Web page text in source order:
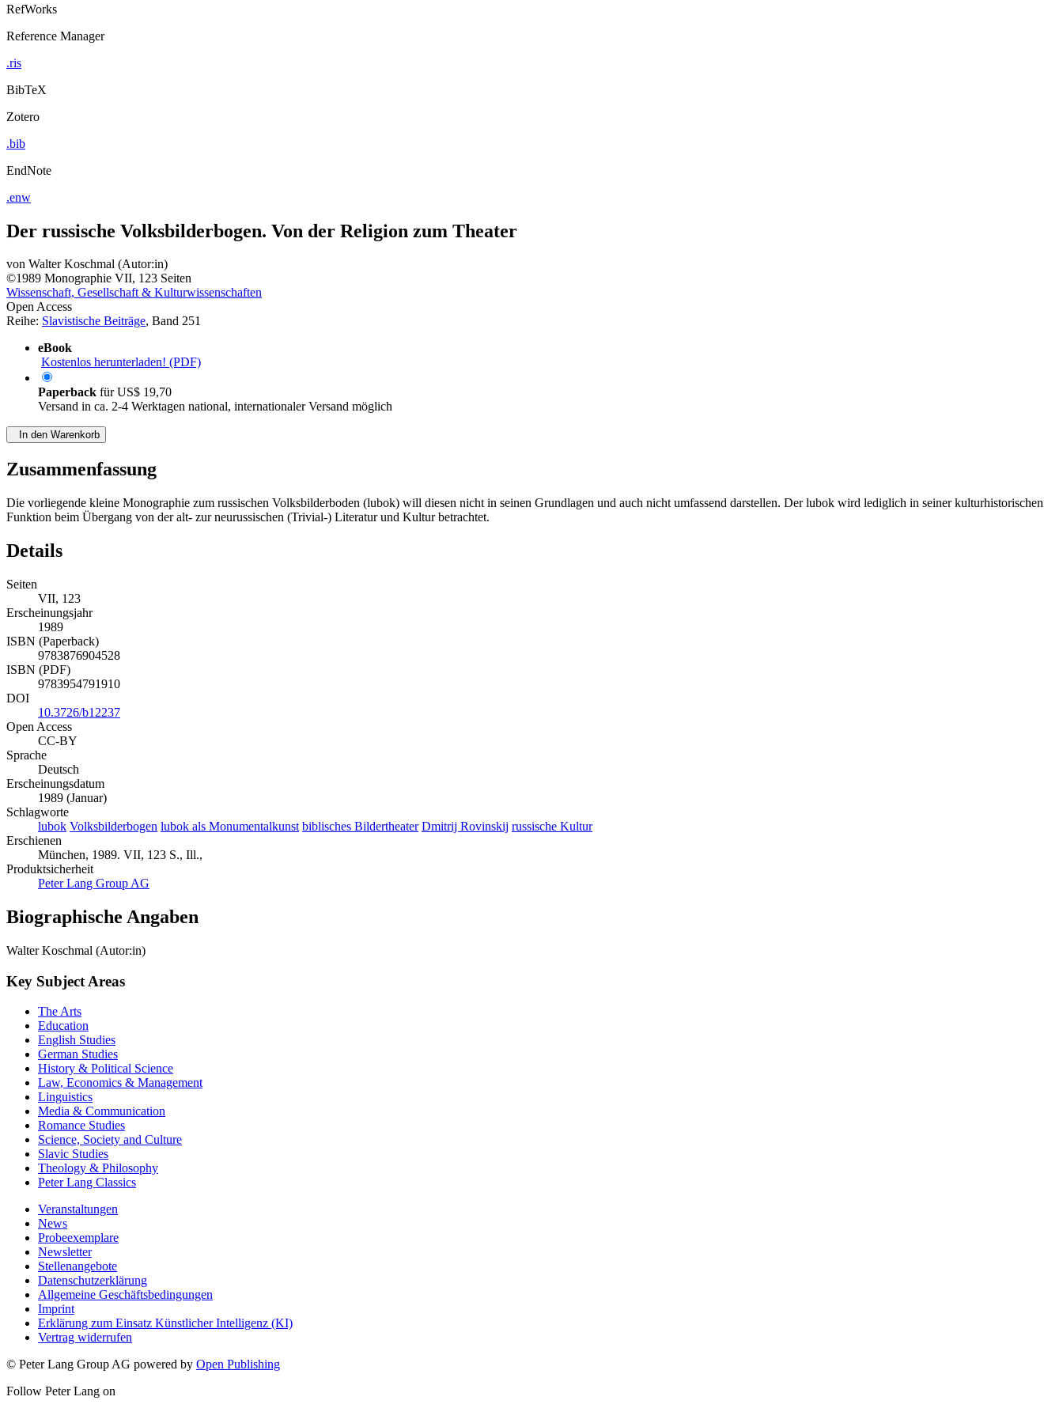
RefWorks
Reference Manager
.ris
BibTeX
Zotero
.bib
EndNote
.enw
Der russische Volksbilderbogen. Von der Religion zum Theater
von Walter Koschmal (Autor:in)
©1989 Monographie VII, 123 Seiten
Wissenschaft, Gesellschaft & Kulturwissenschaften
Open Access
Reihe: Slavistische Beiträge, Band 251
eBook
Kostenlos herunterladen! (PDF)
Paperback fürUS$ 19,70
Versand in ca. 2-4 Werktagen national, internationaler Versand möglich
In den Warenkorb
Zusammenfassung
Die vorliegende kleine Monographie zum russischen Volksbilderboden (lubok) will diesen nicht in seinen Grundlagen und auch nicht umfassend darstellen. Der lubok wird lediglich in seiner kulturhistorischen
Funktion beim Übergang von der alt- zur neurussischen (Trivial-) Literatur und Kultur betrachtet.
Details
Seiten
VII, 123
Erscheinungsjahr
1989
ISBN (Paperback)
9783876904528
ISBN (PDF)
9783954791910
DOI
10.3726/b12237
Open Access
CC-BY
Sprache
Deutsch
Erscheinungsdatum
1989 (Januar)
Schlagworte
lubok Volksbilderbogen lubok als Monumentalkunst biblisches Bildertheater Dmitrij Rovinskij russische Kultur
Erschienen
München, 1989. VII, 123 S., Ill.,
Produktsicherheit
Peter Lang Group AG
Biographische Angaben
Walter Koschmal (Autor:in)
Key Subject Areas
The Arts
Education
English Studies
German Studies
History & Political Science
Law, Economics & Management
Linguistics
Media & Communication
Romance Studies
Science, Society and Culture
Slavic Studies
Theology & Philosophy
Peter Lang Classics
Veranstaltungen
News
Probeexemplare
Newsletter
Stellenangebote
Datenschutzerklärung
Allgemeine Geschäftsbedingungen
Imprint
Erklärung zum Einsatz Künstlicher Intelligenz (KI)
Vertrag widerrufen
© Peter Lang Group AG powered by Open Publishing
Follow Peter Lang on